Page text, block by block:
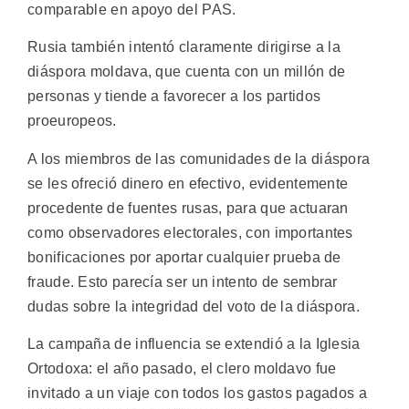
comparable en apoyo del PAS.
Rusia también intentó claramente dirigirse a la
diáspora moldava, que cuenta con un millón de
personas y tiende a favorecer a los partidos
proeuropeos.
A los miembros de las comunidades de la diáspora
se les ofreció dinero en efectivo, evidentemente
procedente de fuentes rusas, para que actuaran
como observadores electorales, con importantes
bonificaciones por aportar cualquier prueba de
fraude. Esto parecía ser un intento de sembrar
dudas sobre la integridad del voto de la diáspora.
La campaña de influencia se extendió a la Iglesia
Ortodoxa: el año pasado, el clero moldavo fue
invitado a un viaje con todos los gastos pagados a